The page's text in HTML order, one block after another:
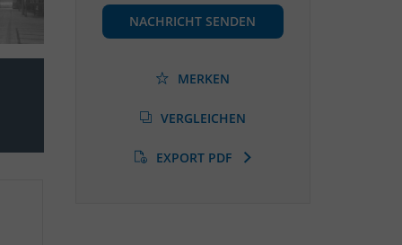
NACHRICHT SENDEN
MERKEN
VERGLEICHEN
EXPORT PDF